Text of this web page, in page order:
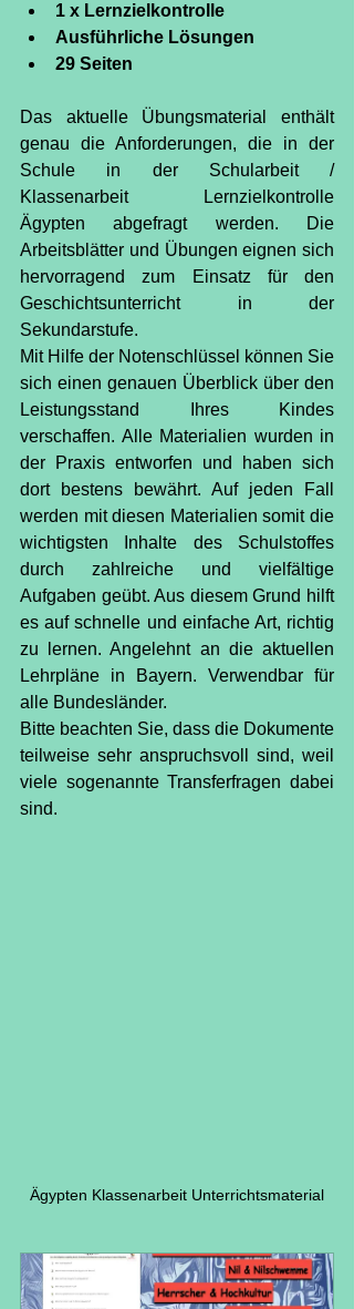
1 x Lernzielkontrolle
Ausführliche Lösungen
29 Seiten
Das aktuelle Übungsmaterial enthält
genau die Anforderungen, die in der
Schule in der Schularbeit /
Klassenarbeit Lernzielkontrolle
Ägypten abgefragt werden. Die
Arbeitsblätter und Übungen eignen sich
hervorragend zum Einsatz für den
Geschichtsunterricht in der
Sekundarstufe.
Mit Hilfe der Notenschlüssel können Sie
sich einen genauen Überblick über den
Leistungsstand Ihres Kindes
verschaffen. Alle Materialien wurden in
der Praxis entworfen und haben sich
dort bestens bewährt. Auf jeden Fall
werden mit diesen Materialien somit die
wichtigsten Inhalte des Schulstoffes
durch zahlreiche und vielfältige
Aufgaben geübt. Aus diesem Grund hilft
es auf schnelle und einfache Art, richtig
zu lernen. Angelehnt an die aktuellen
Lehrpläne in Bayern. Verwendbar für
alle Bundesländer.
Bitte beachten Sie, dass die Dokumente
teilweise sehr anspruchsvoll sind, weil
viele sogenannte Transferfragen dabei
sind.
Ägypten Klassenarbeit Unterrichtsmaterial